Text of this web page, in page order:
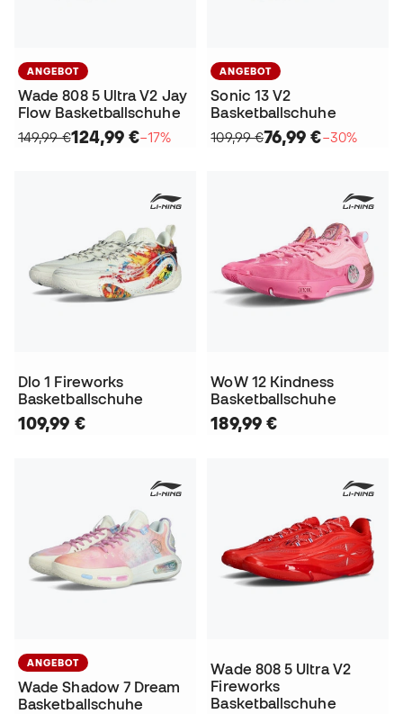
ANGEBOT
Wade 808 5 Ultra V2 Jay
Flow Basketballschuhe
149,99 €124,99 €−17%
ANGEBOT
Sonic 13 V2
Basketballschuhe
109,99 €76,99 €−30%
Dlo 1 Fireworks
Basketballschuhe
109,99 €
WoW 12 Kindness
Basketballschuhe
189,99 €
ANGEBOT
Wade Shadow 7 Dream
Basketballschuhe
Wade 808 5 Ultra V2
Fireworks
Basketballschuhe